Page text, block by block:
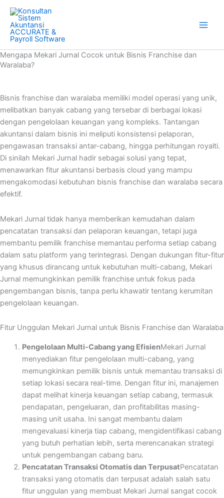
Skip
content
Mengapa Mekari Jurnal Cocok untuk Bisnis Franchise dan
Waralaba?
Bisnis franchise dan waralaba memiliki model operasi yang unik,
melibatkan banyak cabang yang tersebar di berbagai lokasi
dengan pengelolaan keuangan yang kompleks. Tantangan
akuntansi dalam bisnis ini meliputi konsistensi pelaporan,
pengawasan transaksi antar-cabang, hingga perhitungan royalti.
Di sinilah Mekari Jurnal hadir sebagai solusi yang tepat,
menawarkan fitur akuntansi berbasis cloud yang mampu
mengakomodasi kebutuhan bisnis franchise dan waralaba secara
efektif.
Mekari Jurnal tidak hanya memberikan kemudahan dalam
pencatatan transaksi dan pelaporan keuangan, tetapi juga
membantu pemilik franchise memantau performa setiap cabang
dalam satu platform yang terintegrasi. Dengan dukungan fitur-fitur
yang khusus dirancang untuk kebutuhan multi-cabang, Mekari
Jurnal memungkinkan pemilik franchise untuk fokus pada
pengembangan bisnis, tanpa perlu khawatir tentang kerumitan
pengelolaan keuangan.
Fitur Unggulan Mekari Jurnal untuk Bisnis Franchise dan Waralaba
Pengelolaan Multi-Cabang yang EfisienMekari Jurnal
menyediakan fitur pengelolaan multi-cabang, yang
memungkinkan pemilik bisnis untuk memantau transaksi di
setiap lokasi secara real-time. Dengan fitur ini, manajemen
dapat melihat kinerja keuangan setiap cabang, termasuk
pendapatan, pengeluaran, dan profitabilitas masing-
masing unit usaha. Ini sangat membantu dalam
mengevaluasi kinerja tiap cabang, mengidentifikasi cabang
yang butuh perhatian lebih, serta merencanakan strategi
untuk pengembangan cabang baru.
Pencatatan Transaksi Otomatis dan TerpusatPencatatan
transaksi yang otomatis dan terpusat adalah salah satu
fitur unggulan yang membuat Mekari Jurnal sangat cocok